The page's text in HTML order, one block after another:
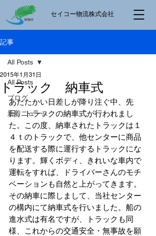
​セイコー物流株式会社
記事
All Posts
ブログ
新着ニュース
All Posts
トラック 納車式
2015年1月31日
あたたかい日差しが降り注ぐ中、先
日、トラックの納車式が行われまし
た。この度、納車されたトラックは１
４ｔのトラックで、他センターに商品
を配送する際に運行するトラックにな
ります。輝くボディ、きれいな車内で
運転をすれば、ドライバーさんのモチ
ベーションも自然と上がってきます。
その納車に際しまして、当社センター
の構内にて納車式を行いました。船の
進水式は有名ですが、トラックも同
様、これからの交通安全・無事故を願